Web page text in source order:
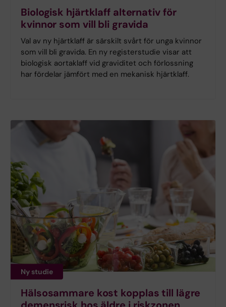
Biologisk hjärtklaff alternativ för
kvinnor som vill bli gravida
Val av ny hjärtklaff är särskilt svårt för unga kvinnor
som vill bli gravida. En ny registerstudie visar att
biologisk aortaklaff vid graviditet och förlossning
har fördelar jämfört med en mekanisk hjärtklaff.
Ny studie
Hälsosammare kost kopplas till lägre